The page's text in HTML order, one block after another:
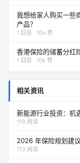
我想给家人购买一些
产品？
1 回答 · 10k 赞
香港保险的储蓄分红
1 回答 · 10k 赞
相关资讯
新能源行业投资：机
119 阅读
2026 年保险规划建
113 阅读